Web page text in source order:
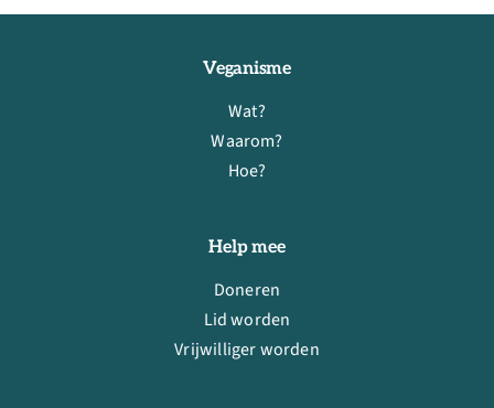
Veganisme
Wat?
Waarom?
Hoe?
Help mee
Doneren
Lid worden
Vrijwilliger worden